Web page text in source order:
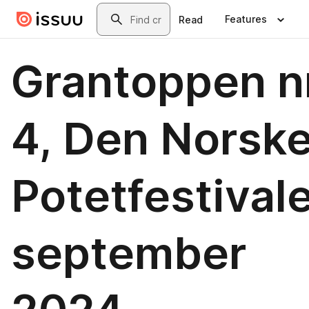
Skip to main contentSearch
Read Features
Grantoppen
4, Den
september